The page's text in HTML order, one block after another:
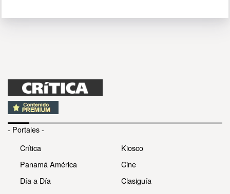
- Portales -
Crítica
Panamá América
Día a Día
Kiosco
Cine
Clasiguía